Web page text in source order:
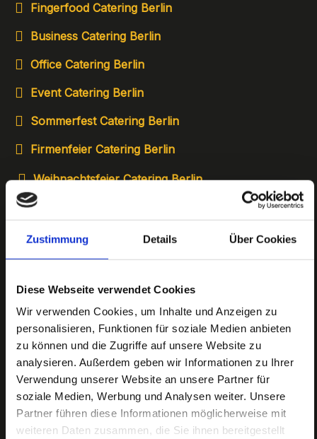
Zustimmung Details Über Cookies
Diese Webseite verwendet Cookies
Wir verwenden Cookies, um Inhalte und Anzeigen zu
personalisieren, Funktionen für soziale Medien anbieten
zu können und die Zugriffe auf unsere Website zu
analysieren. Außerdem geben wir Informationen zu Ihrer
Verwendung unserer Website an unsere Partner für
soziale Medien, Werbung und Analysen weiter. Unsere
Partner führen diese Informationen möglicherweise mit
weiteren Daten zusammen, die Sie ihnen bereitgestellt
Fingerfood Catering Berlin
Business Catering Berlin
Office Catering Berlin
Event Catering Berlin
Sommerfest Catering Berlin
Firmenfeier Catering Berlin
Weihnachtsfeier Catering Berlin
Konferenz Catering Berlin
Vegetarisches Catering Berlin
Veganes Catering Berlin
Messe Catering Berlin